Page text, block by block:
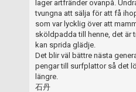
lager artfränder ovanpå.
tvungna att sälja för att få
som var lycklig över att
sköldpadda till henne, det är
kan sprida glädje.
Det blir väl bättre nästa
pengar till surfplattor så det
längre.
石丹